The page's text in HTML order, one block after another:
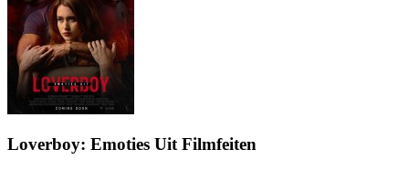
Loverboy: Emoties Uit Filmfeiten